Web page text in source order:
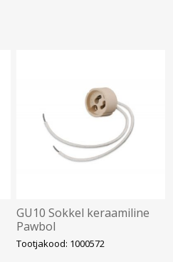
GU10 Sokkel keraamiline
Pawbol
Tootjakood: 1000572